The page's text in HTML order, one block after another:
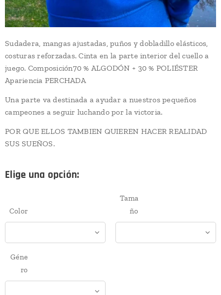
Sudadera, mangas ajustadas, puños y dobladillo elásticos,
costuras reforzadas. Cinta en la parte interior del cuello a
juego. Composición70 % ALGODÓN + 30 % POLIÉSTER
Apariencia PERCHADA
Una parte va destinada a ayudar a nuestros pequeños
campeones a seguir luchando por la victoria.
POR QUE ELLOS TAMBIEN QUIEREN HACER REALIDAD
SUS SUEÑOS.
Elige una opción:
Color
Tama
ño
Géne
ro